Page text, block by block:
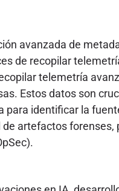
avanzada de
de recopilar
telemetría
Estos datos son
para identificar la
artefactos